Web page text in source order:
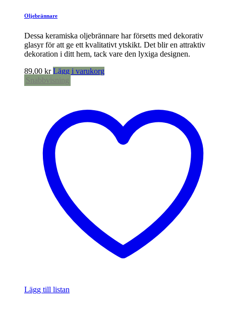
Oljebrännare
Dessa keramiska oljebrännare har försetts med dekorativ
glasyr för att ge ett kvalitativt ytskikt. Det blir en attraktiv
dekoration i ditt hem, tack vare den lyxiga designen.
89,00 kr Lägg i varukorg
Snabbvisning
Lägg till listan